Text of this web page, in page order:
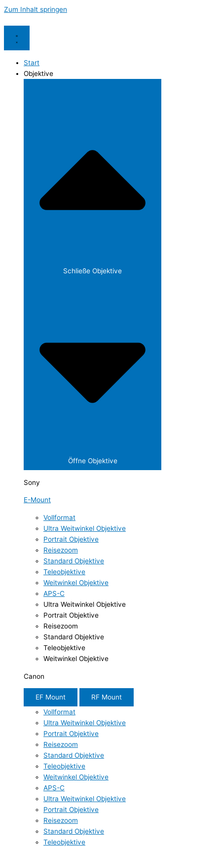
Zum Inhalt springen
Start
Objektive
Schließe Objektive
Öffne Objektive
Sony
E-Mount
Vollformat
Ultra Weitwinkel Objektive
Portrait Objektive
Reisezoom
Standard Objektive
Teleobjektive
Weitwinkel Objektive
APS-C
Ultra Weitwinkel Objektive
Portrait Objektive
Reisezoom
Standard Objektive
Teleobjektive
Weitwinkel Objektive
Canon
EF Mount
RF Mount
Vollformat
Ultra Weitwinkel Objektive
Portrait Objektive
Reisezoom
Standard Objektive
Teleobjektive
Weitwinkel Objektive
APS-C
Ultra Weitwinkel Objektive
Portrait Objektive
Reisezoom
Standard Objektive
Teleobjektive